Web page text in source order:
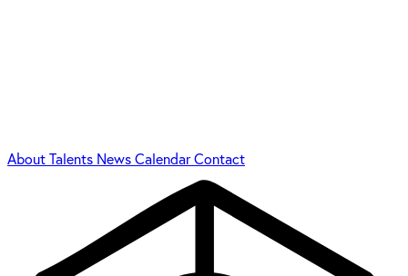
AboutTalents NewsCalendarContact